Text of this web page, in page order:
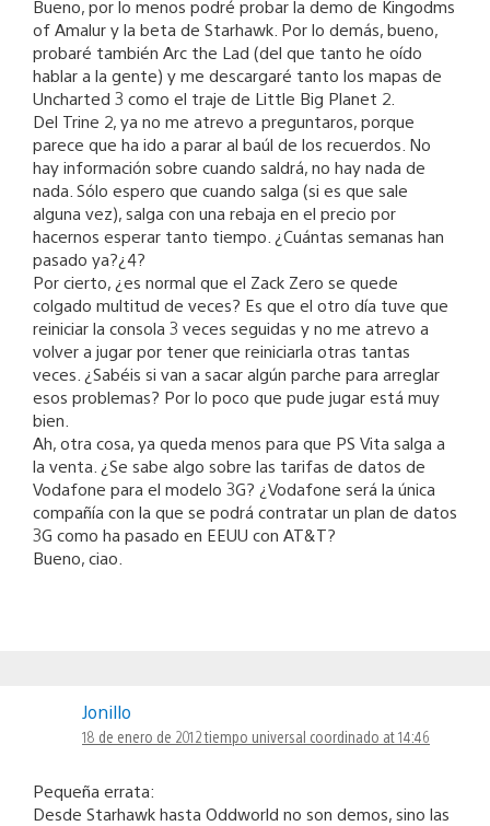
Bueno, por lo menos podré probar la demo de Kingodms
of Amalur y la beta de Starhawk. Por lo demás, bueno,
probaré también Arc the Lad (del que tanto he oído
hablar a la gente) y me descargaré tanto los mapas de
Uncharted 3 como el traje de Little Big Planet 2.
Del Trine 2, ya no me atrevo a preguntaros, porque
parece que ha ido a parar al baúl de los recuerdos. No
hay información sobre cuando saldrá, no hay nada de
nada. Sólo espero que cuando salga (si es que sale
alguna vez), salga con una rebaja en el precio por
hacernos esperar tanto tiempo. ¿Cuántas semanas han
pasado ya?¿4?
Por cierto, ¿es normal que el Zack Zero se quede
colgado multitud de veces? Es que el otro día tuve que
reiniciar la consola 3 veces seguidas y no me atrevo a
volver a jugar por tener que reiniciarla otras tantas
veces. ¿Sabéis si van a sacar algún parche para arreglar
esos problemas? Por lo poco que pude jugar está muy
bien.
Ah, otra cosa, ya queda menos para que PS Vita salga a
la venta. ¿Se sabe algo sobre las tarifas de datos de
Vodafone para el modelo 3G? ¿Vodafone será la única
compañía con la que se podrá contratar un plan de datos
3G como ha pasado en EEUU con AT&T?
Bueno, ciao.
Jonillo
18 de enero de 2012 tiempo universal coordinado at 14:46
Pequeña errata:
Desde Starhawk hasta Oddworld no son demos, sino las